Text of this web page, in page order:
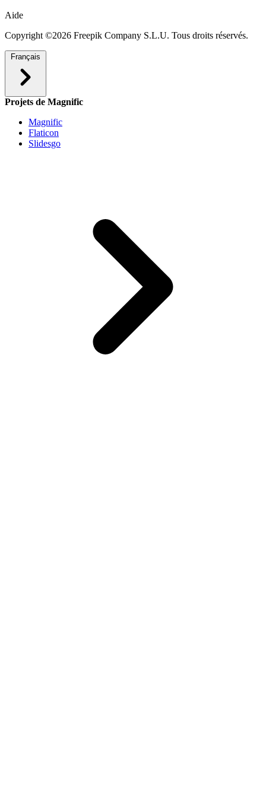
Aide
Copyright ©2026 Freepik Company S.L.U. Tous droits réservés.
Français
Projets de Magnific
Magnific
Flaticon
Slidesgo